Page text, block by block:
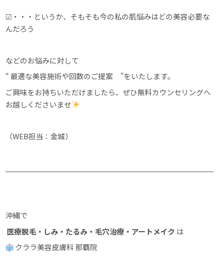
☑︎・・・というか、そもそも今の私の肌悩みはどの美容必要な
んだろう
などのお悩みに対して
“ 最適な美容施術や回数のご提案 ”をいたします。
ご興味をお持ちいただけましたら、ぜひ無料カウンセリングへ
お越しくださいませ
（WEB担当：金城）
沖縄で
医療脱毛・しみ・たるみ・毛穴治療・アートメイク は
クララ美容皮膚科 那覇院